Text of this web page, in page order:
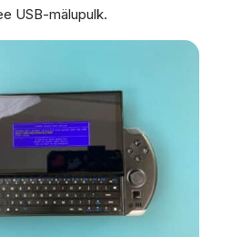
USB-mälupulk.